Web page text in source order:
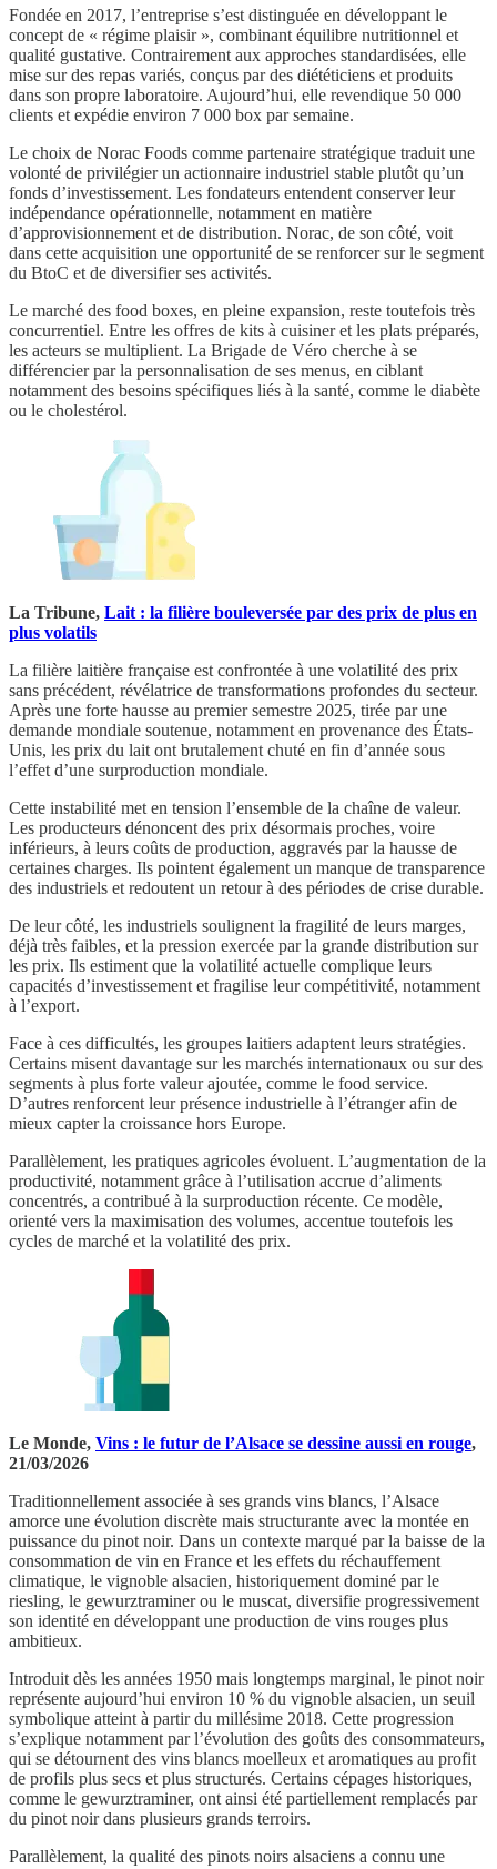
Fondée en 2017, l’entreprise s’est distinguée en développant le
concept de « régime plaisir », combinant équilibre nutritionnel et
qualité gustative. Contrairement aux approches standardisées, elle
mise sur des repas variés, conçus par des diététiciens et produits
dans son propre laboratoire. Aujourd’hui, elle revendique 50 000
clients et expédie environ 7 000 box par semaine.
Le choix de Norac Foods comme partenaire stratégique traduit une
volonté de privilégier un actionnaire industriel stable plutôt qu’un
fonds d’investissement. Les fondateurs entendent conserver leur
indépendance opérationnelle, notamment en matière
d’approvisionnement et de distribution. Norac, de son côté, voit
dans cette acquisition une opportunité de se renforcer sur le segment
du BtoC et de diversifier ses activités.
Le marché des food boxes, en pleine expansion, reste toutefois très
concurrentiel. Entre les offres de kits à cuisiner et les plats préparés,
les acteurs se multiplient. La Brigade de Véro cherche à se
différencier par la personnalisation de ses menus, en ciblant
notamment des besoins spécifiques liés à la santé, comme le diabète
ou le cholestérol.
La Tribune, Lait : la filière bouleversée par des prix de plus en
plus volatils
La filière laitière française est confrontée à une volatilité des prix
sans précédent, révélatrice de transformations profondes du secteur.
Après une forte hausse au premier semestre 2025, tirée par une
demande mondiale soutenue, notamment en provenance des États-
Unis, les prix du lait ont brutalement chuté en fin d’année sous
l’effet d’une surproduction mondiale.
Cette instabilité met en tension l’ensemble de la chaîne de valeur.
Les producteurs dénoncent des prix désormais proches, voire
inférieurs, à leurs coûts de production, aggravés par la hausse de
certaines charges. Ils pointent également un manque de transparence
des industriels et redoutent un retour à des périodes de crise durable.
De leur côté, les industriels soulignent la fragilité de leurs marges,
déjà très faibles, et la pression exercée par la grande distribution sur
les prix. Ils estiment que la volatilité actuelle complique leurs
capacités d’investissement et fragilise leur compétitivité, notamment
à l’export.
Face à ces difficultés, les groupes laitiers adaptent leurs stratégies.
Certains misent davantage sur les marchés internationaux ou sur des
segments à plus forte valeur ajoutée, comme le food service.
D’autres renforcent leur présence industrielle à l’étranger afin de
mieux capter la croissance hors Europe.
Parallèlement, les pratiques agricoles évoluent. L’augmentation de la
productivité, notamment grâce à l’utilisation accrue d’aliments
concentrés, a contribué à la surproduction récente. Ce modèle,
orienté vers la maximisation des volumes, accentue toutefois les
cycles de marché et la volatilité des prix.
Le Monde, Vins : le futur de l’Alsace se dessine aussi en rouge,
21/03/2026
Traditionnellement associée à ses grands vins blancs, l’Alsace
amorce une évolution discrète mais structurante avec la montée en
puissance du pinot noir. Dans un contexte marqué par la baisse de la
consommation de vin en France et les effets du réchauffement
climatique, le vignoble alsacien, historiquement dominé par le
riesling, le gewurztraminer ou le muscat, diversifie progressivement
son identité en développant une production de vins rouges plus
ambitieux.
Introduit dès les années 1950 mais longtemps marginal, le pinot noir
représente aujourd’hui environ 10 % du vignoble alsacien, un seuil
symbolique atteint à partir du millésime 2018. Cette progression
s’explique notamment par l’évolution des goûts des consommateurs,
qui se détournent des vins blancs moelleux et aromatiques au profit
de profils plus secs et plus structurés. Certains cépages historiques,
comme le gewurztraminer, ont ainsi été partiellement remplacés par
du pinot noir dans plusieurs grands terroirs.
Parallèlement, la qualité des pinots noirs alsaciens a connu une